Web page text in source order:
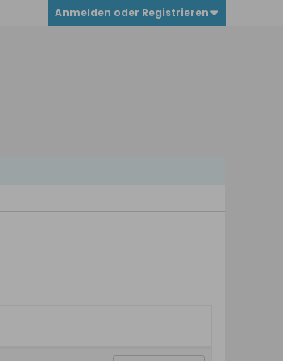
Anmelden oder Registrieren